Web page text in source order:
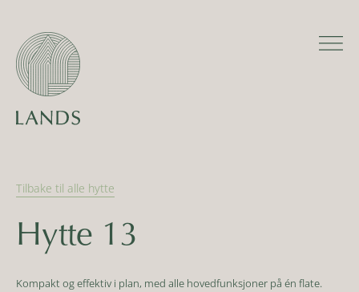
Tilbake til alle hytte
Hytte 13
Kompakt og effektiv i plan, med alle hovedfunksjoner på én flate.